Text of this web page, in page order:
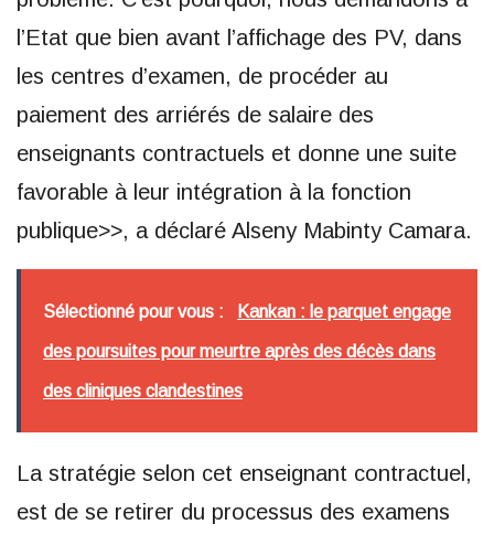
l’Etat que bien avant l’affichage des PV, dans
les centres d’examen, de procéder au
paiement des arriérés de salaire des
enseignants contractuels et donne une suite
favorable à leur intégration à la fonction
publique>>, a déclaré Alseny Mabinty Camara.
Sélectionné pour vous : Kankan : le parquet engage
des poursuites pour meurtre après des décès dans
des cliniques clandestines
La stratégie selon cet enseignant contractuel,
est de se retirer du processus des examens